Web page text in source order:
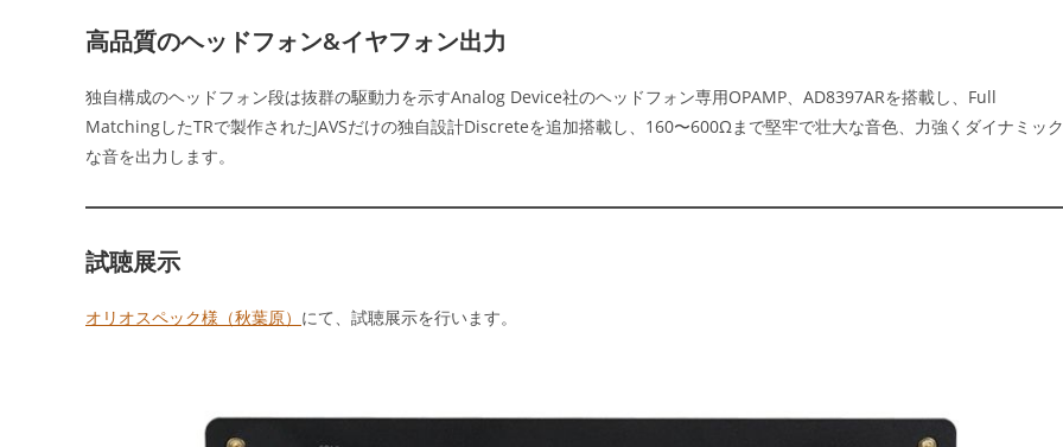
高品質のヘッドフォン&イヤフォン出力
独自構成のヘッドフォン段は抜群の駆動力を示すAnalog Device社のヘッドフォン専用OPAMP、AD8397ARを搭載し、Full
MatchingしたTRで製作されたJAVSだけの独自設計Discreteを追加搭載し、160〜600Ωまで堅牢で壮大な音色、力強くダイナミック
な音を出力します。
試聴展示
オリオスペック様（秋葉原） にて、試聴展示を行います。